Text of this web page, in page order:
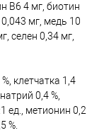
B6 4 мг, биотин
мг, медь 10
селен 0,34 мг,
клетчатка 1,4
0,4 %,
ед., метионин 0,2
%.